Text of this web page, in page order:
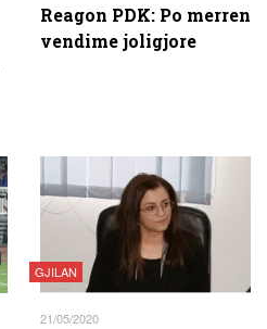
Reagon PDK: Po merren
vendime joligjore
GJILAN
21/05/2020